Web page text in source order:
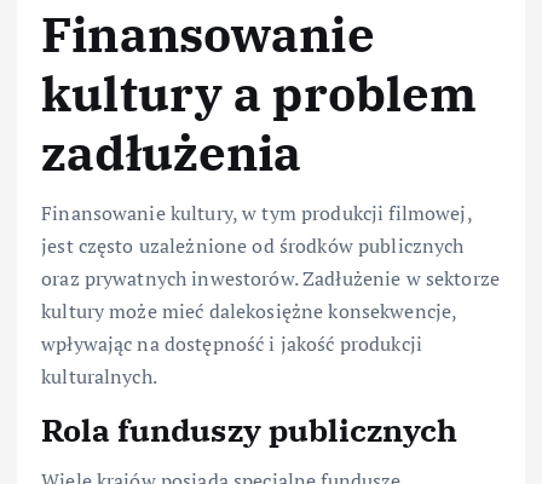
Finansowanie
kultury a problem
zadłużenia
Finansowanie kultury, w tym produkcji filmowej,
jest często uzależnione od środków publicznych
oraz prywatnych inwestorów. Zadłużenie w sektorze
kultury może mieć dalekosiężne konsekwencje,
wpływając na dostępność i jakość produkcji
kulturalnych.
Rola funduszy publicznych